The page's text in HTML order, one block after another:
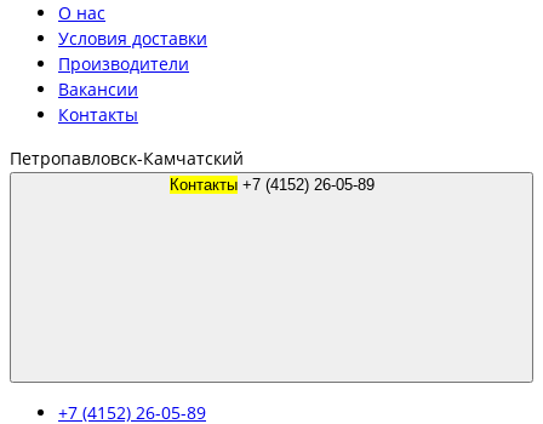
О нас
Условия доставки
Производители
Вакансии
Контакты
Петропавловск-Камчатский
Контакты +7 (4152) 26-05-89
+7 (4152) 26-05-89